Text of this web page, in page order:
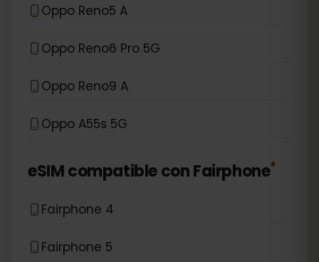
Oppo Reno5 A
Oppo Reno6 Pro 5G
Oppo Reno9 A
Oppo A55s 5G
eSIM compatible conFairphone*
Fairphone 4
Fairphone 5